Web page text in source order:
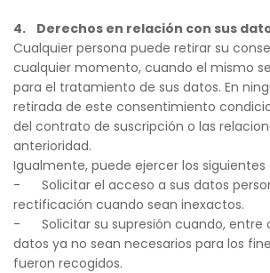
4.    Derechos en relación con sus
Cualquier persona puede retirar su
cualquier momento, cuando el mismo
para el tratamiento de sus datos. En
retirada de este consentimiento
del contrato de suscripción o las
anterioridad.
Igualmente, puede ejercer los siguientes
-      Solicitar el acceso a sus datos
rectificación cuando sean inexactos.
-      Solicitar su supresión cuando,
datos ya no sean necesarios para los
fueron recogidos.